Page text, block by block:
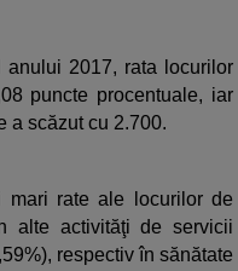
anului 2017, rata locurilor
puncte procentuale, iar
a scăzut cu 2.700.
mari rate ale locurilor de
alte activităţi de servicii
respectiv în sănătate